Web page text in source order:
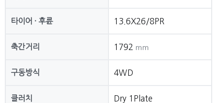
타이어 · 후륜 13.6X26/8PR
축간거리 1792 mm
구동방식 4WD
클러치 Dry 1Plate